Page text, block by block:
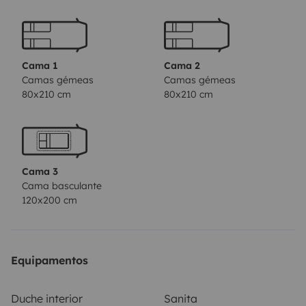
We want to share this lifestyle with you!So that during
your trip you do not lack anything, we equip the
enough autonomy to spend a long time with your
home in tow. It has a bathroom separate from the
220v). Gas fires, heating and hot water. It has a power
inverter in the living room area, awning, bike rack, TV
with antenna... To make your trip complete and in case
you can't bring it from home, we offer some extras
offer do not fit you or you need any extra service, do
Cama 1
Camas gémeas
80x210 cm
Cama 2
Camas gémeas
80x210 cm
Cama 3
Cama basculante
120x200 cm
Equipamentos
Duche interior Sanita